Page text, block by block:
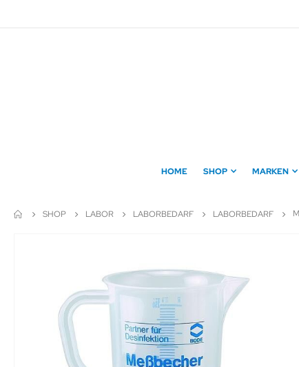
zum
HOME SHOP MARKEN
SHOP LABOR LABORBEDARF LABORBEDARF